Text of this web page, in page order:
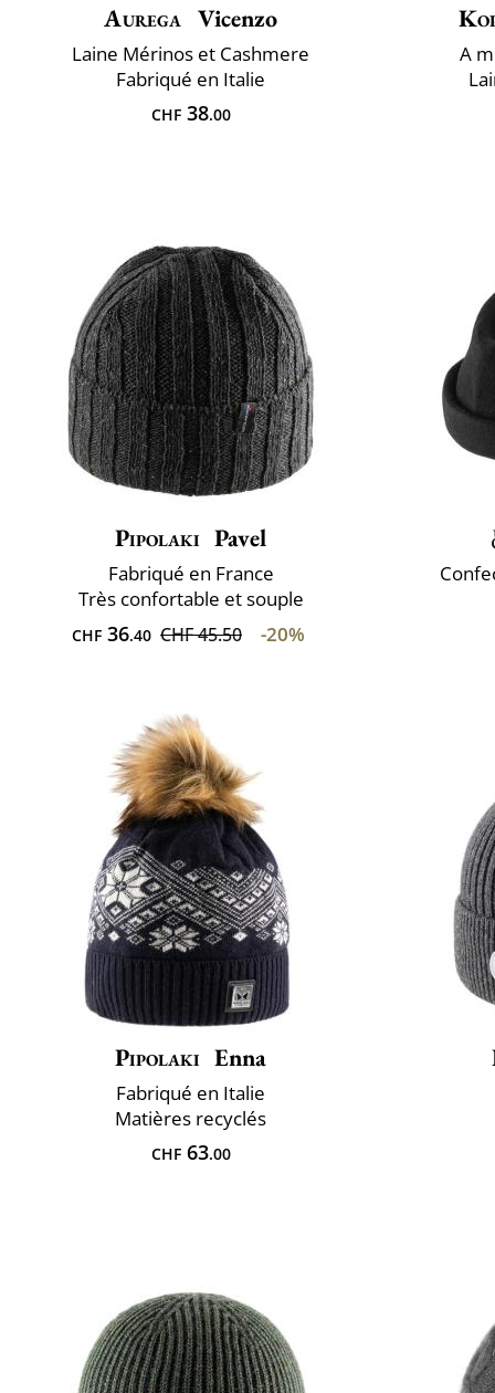
Aurega Vicenzo
Laine Mérinos et Cashmere
Fabriqué en Italie
CHF38.00
A
Pipolaki Pavel
Fabriqué en France
Très confortable et souple
CHF 36.40 CHF 45.50 -20%
Pipolaki Enna
Fabriqué en Italie
Matières recyclés
CHF63.00